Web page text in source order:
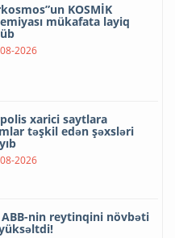
KOSMİK
mükafata layiq
2026
xarici saytlara
təşkil edən şəxsləri
2026
nin reytinqini növbəti